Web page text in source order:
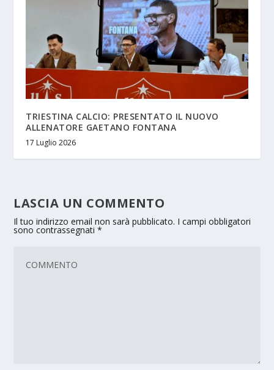
TRIESTINA CALCIO: PRESENTATO IL NUOVO
ALLENATORE GAETANO FONTANA
17 Luglio 2026
LASCIA UN COMMENTO
Il tuo indirizzo email non sarà pubblicato. I campi obbligatori
sono contrassegnati*